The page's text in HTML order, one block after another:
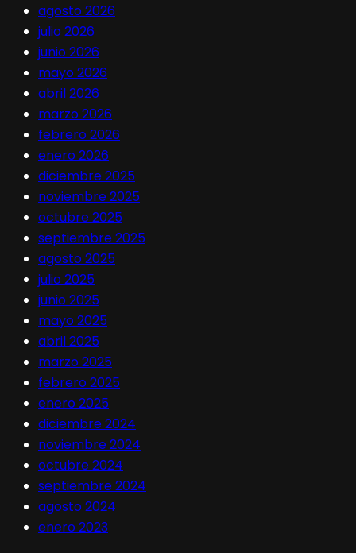
agosto 2026
julio 2026
junio 2026
mayo 2026
abril 2026
marzo 2026
febrero 2026
enero 2026
diciembre 2025
noviembre 2025
octubre 2025
septiembre 2025
agosto 2025
julio 2025
junio 2025
mayo 2025
abril 2025
marzo 2025
febrero 2025
enero 2025
diciembre 2024
noviembre 2024
octubre 2024
septiembre 2024
agosto 2024
enero 2023